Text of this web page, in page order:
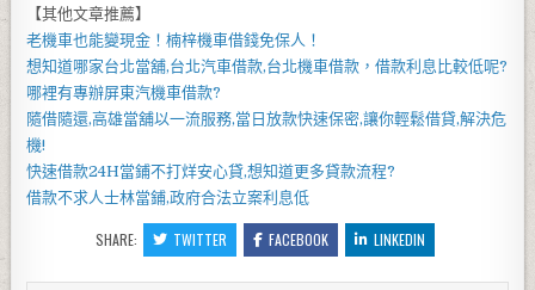
【其他文章推薦】
老機車也能變現金！楠梓機車借錢免保人！
想知道哪家台北當舖,台北汽車借款,台北機車借款 ，借款利息比較低呢?
哪裡有專辦屏東汽機車借款?
隨借隨還,高雄當舖以一流服務,當日放款快速保密,讓你輕鬆借貸,解決危
機!
快速借款24H當鋪不打烊安心貸,想知道更多貸款流程?
借款不求人士林當鋪,政府合法立案利息低
SHARE: TWITTER FACEBOOK LINKEDIN